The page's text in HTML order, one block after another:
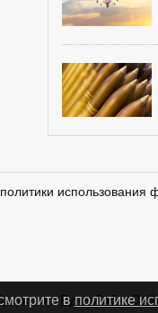
использования
вРунетЛаб –
вполитике